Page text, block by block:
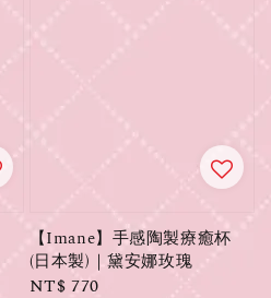
【Imane】手感陶製療癒杯
(日本製)｜黛安娜玫瑰
Regular
NT$ 770